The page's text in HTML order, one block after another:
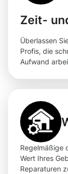
Zeit-
Überlassen
Profis, die
Aufwand
Regelmäßige
Wert Ihres
Reparaturen